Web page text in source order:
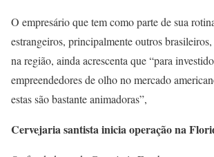
O empresário que tem como parte de sua
estrangeiros, principalmente outros
na região, ainda acrescenta que “para
empreendedores de olho no mercado
estas são bastante animadoras”,
Cervejaria santista inicia operação na